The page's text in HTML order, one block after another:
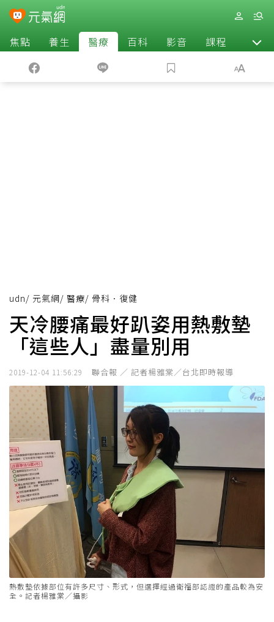
焦點 養生 醫療 百科 影音 課程 退休
udn/ 元氣網/ 醫療/ 骨科．復健
天冷腰痛最好趴姿用熱敷墊
「這些人」盡量別用
2019-12-04 11:56:29 聯合報 ／ 記者楊雅棠／台北即時報導
熱敷墊依據部位有許多尺寸、形式，但選擇經過衛福部認證的產品較為安
全。記者楊雅棠／攝影